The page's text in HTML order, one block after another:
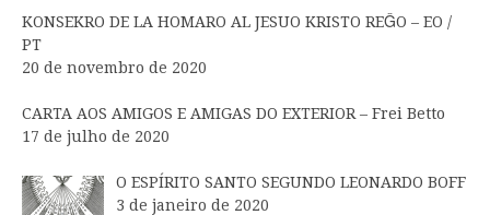
KONSEKRO DE LA HOMARO AL JESUO KRISTO REĜO – EO /
PT
20 de novembro de 2020
CARTA AOS AMIGOS E AMIGAS DO EXTERIOR – Frei Betto
17 de julho de 2020
O ESPÍRITO SANTO SEGUNDO LEONARDO BOFF
3 de janeiro de 2020